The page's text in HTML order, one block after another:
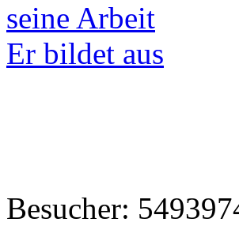
seine Arbeit
Er bildet aus
Besucher: